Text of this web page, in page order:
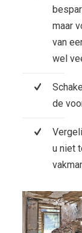
maar
van
wel
de
u niet